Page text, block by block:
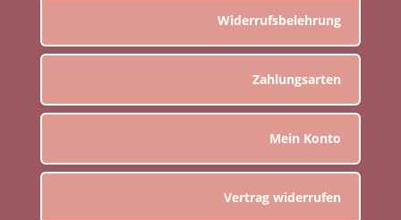
Widerrufsbelehrung
Zahlungsarten
Mein Konto
Vertrag widerrufen